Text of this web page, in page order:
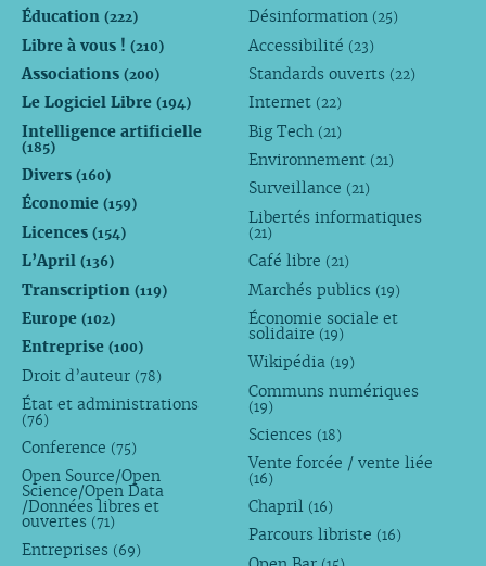
Éducation (222)
Libre à vous ! (210)
Associations (200)
Le Logiciel Libre (194)
Intelligence artificielle
(185)
Divers (160)
Économie (159)
Licences (154)
L’April (136)
Transcription (119)
Europe (102)
Entreprise (100)
Droit d’auteur (78)
État et administrations
(76)
Conference (75)
Open Source/Open
Science/Open Data
/Données libres et
ouvertes (71)
Entreprises (69)
Désinformation (25)
Accessibilité (23)
Standards ouverts (22)
Internet (22)
Big Tech (21)
Environnement (21)
Surveillance (21)
Libertés informatiques
(21)
Café libre (21)
Marchés publics (19)
Économie sociale et
solidaire (19)
Wikipédia (19)
Communs numériques
(19)
Sciences (18)
Vente forcée / vente liée
(16)
Chapril (16)
Parcours libriste (16)